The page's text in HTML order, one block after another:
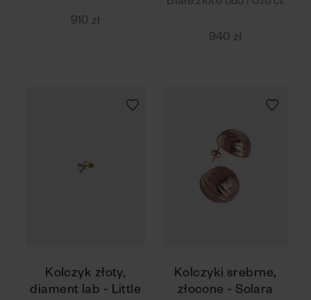
910 zł
Białe złoto 585 | 0.15 ct
940 zł
Kolczyk złoty,
diament lab - Little
Kolczyki srebrne,
złocone - Solara